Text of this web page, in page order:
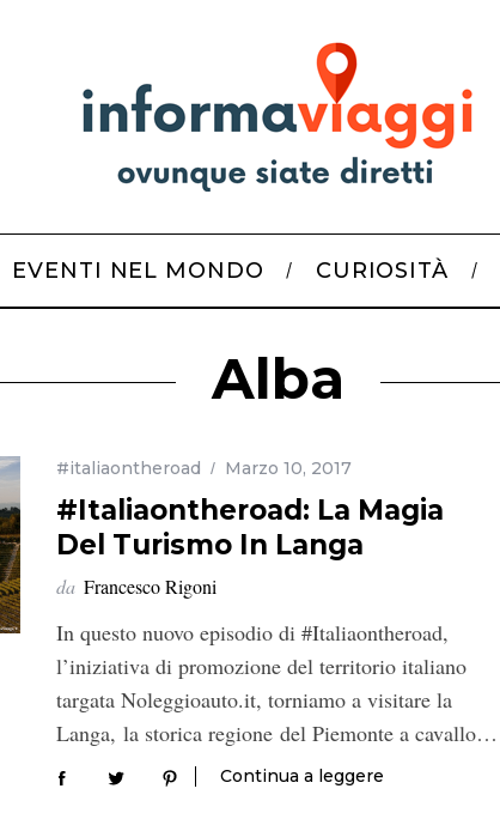
EVENTI NEL MONDO CURIOSITÀ
Alba
#italiaontheroad Marzo 10, 2017
#Italiaontheroad: La Magia
Del Turismo In Langa
da Francesco Rigoni
In questo nuovo episodio di #Italiaontheroad,
l’iniziativa di promozione del territorio italiano
targata Noleggioauto.it, torniamo a visitare la
Langa, la storica regione del Piemonte a cavallo…
Continua a leggere